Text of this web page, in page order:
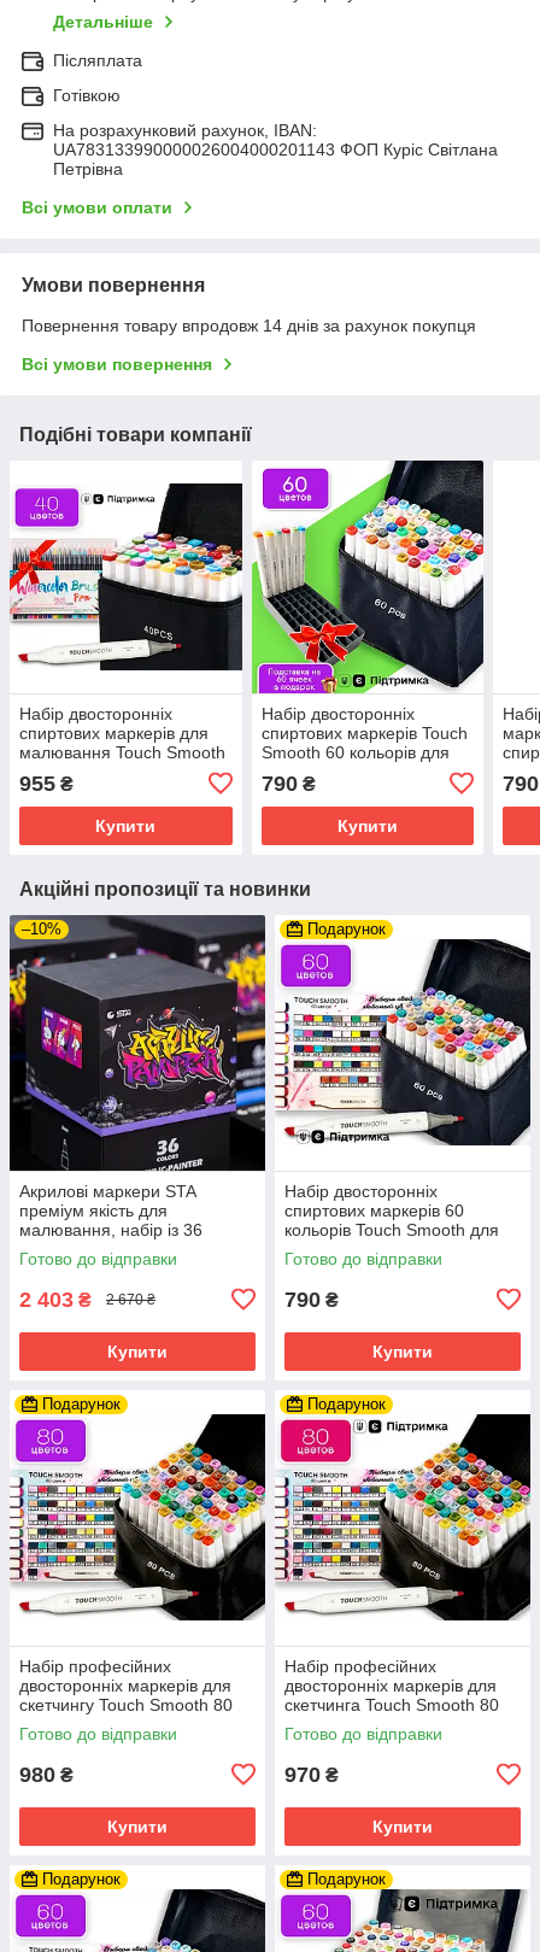
Детальніше
Післяплата
Готівкою
На розрахунковий рахунок, IBAN:
UA783133990000026004000201143 ФОП Куріс Світлана
Петрівна
Всі умови оплати
Умови повернення
Повернення товару впродовж 14 днів за рахунок покупця
Всі умови повернення
Подібні товари компанії
Набір двосторонніх
спиртових маркерів для
малювання Touch Smooth
маркери 20 шт
955 ₴
Купити
Набір двосторонніх
спиртових маркерів Touch
Smooth 60 кольорів для
малювання і скетчів, Набір
фломастерів.
790₴
Купити
790
Акційні пропозиції та новинки
–10%
Акрилові маркери STA
преміум якість для
малювання, набір із 36
кольорів, універсальні для
скла, дерева, ткани та
Готово до відправки
2 403 ₴ 2 670 ₴
Купити
Подарунок
Набір двосторонніх
спиртових маркерів 60
кольорів Touch Smooth для
малювання та скетчів,
художні маркери
Готово до відправки
790 ₴
Купити
Подарунок
Набір професійних
двосторонніх маркерів для
скетчингу Touch Smooth 80
кольорів, художні маркери
Готово до відправки
980 ₴
Купити
Подарунок
Набір професійних
двосторонніх маркерів для
скетчинга Touch Smooth 80
кольорів у чохлі
Готово до відправки
970 ₴
Купити
Подарунок Подарунок